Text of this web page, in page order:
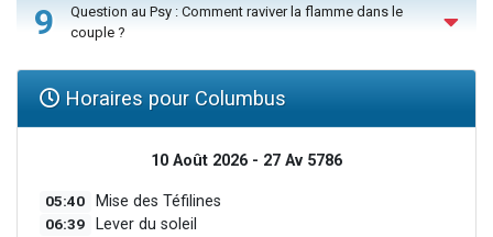
9
Question au Psy : Comment raviver la flamme dans le
couple ?
Horaires pour Columbus
10 Août 2026 - 27 Av 5786
05:40 Mise des Téfilines
06:39 Lever du soleil